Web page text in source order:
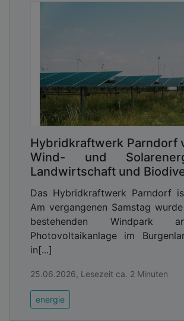
Hybridkraftwerk Parndorf
Wind- und
Landwirtschaft und
Das Hybridkraftwerk Parndorf
Am vergangenen Samstag
bestehenden Windpark
Photovoltaikanlage im
in[...]
25.06.2026, Lesezeit ca. 2 Minuten
energie